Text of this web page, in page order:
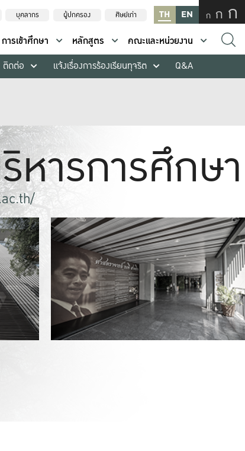
บุคลากร ผู้ปกครอง ศิษย์เก่า TH EN ก ก ก
การเข้าศึกษา หลักสูตร
คณะและหน่วยงาน
ติดต่อ แจ้งเรื่องการร้องเรียนทุจริต Q&A
หารการศึกษา